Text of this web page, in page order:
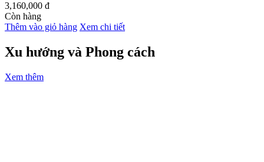
3,160,000 đ
Còn hàng
Thêm vào giỏ hàng Xem chi tiết
Xu hướng và Phong cách
Xem thêm